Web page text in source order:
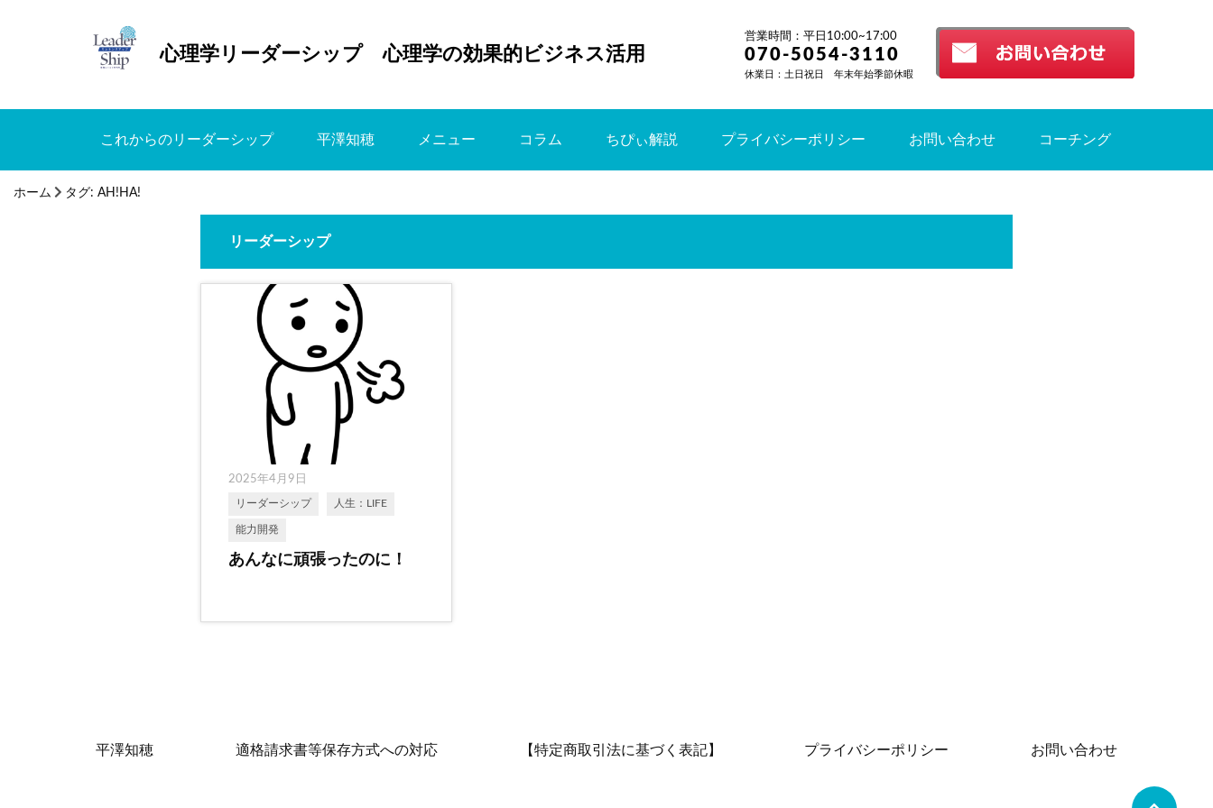
心理学リーダーシップ 心理学の効果的ビジネス活用
営業時間：平日10:00~17:00
070-5054-3110
休業日：土日祝日 年末年始季節休暇
これからのリーダーシップ 平澤知穂 メニュー コラム ちぴぃ解説 プライバシーポリシー お問い合わせ コーチング
ホーム タグ: AH!HA!
リーダーシップ
2025年4月9日
リーダーシップ 人生：LIFE
能力開発
あんなに頑張ったのに！
平澤知穂 適格請求書等保存方式への対応 【特定商取引法に基づく表記】 プライバシーポリシー お問い合わせ